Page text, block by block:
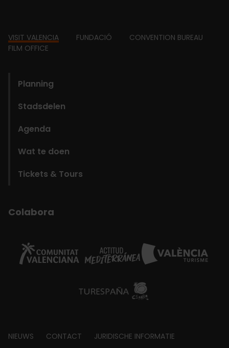
Footer
VISIT VALENCIA FUNDACIÓ
CONVENTION BUREAU
FILM OFFICE
Planning
Stadsdelen
Agenda
Wat te doen
Tickets & Tours
Colabora
Footer
NIEUWS CONTACT JURIDISCHE INFORMATIE